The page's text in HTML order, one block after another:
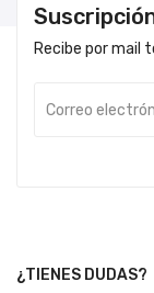
Recibe por mail
¿TIENES DUDAS?